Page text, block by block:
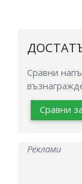
Сравни
Сравни
Реклами